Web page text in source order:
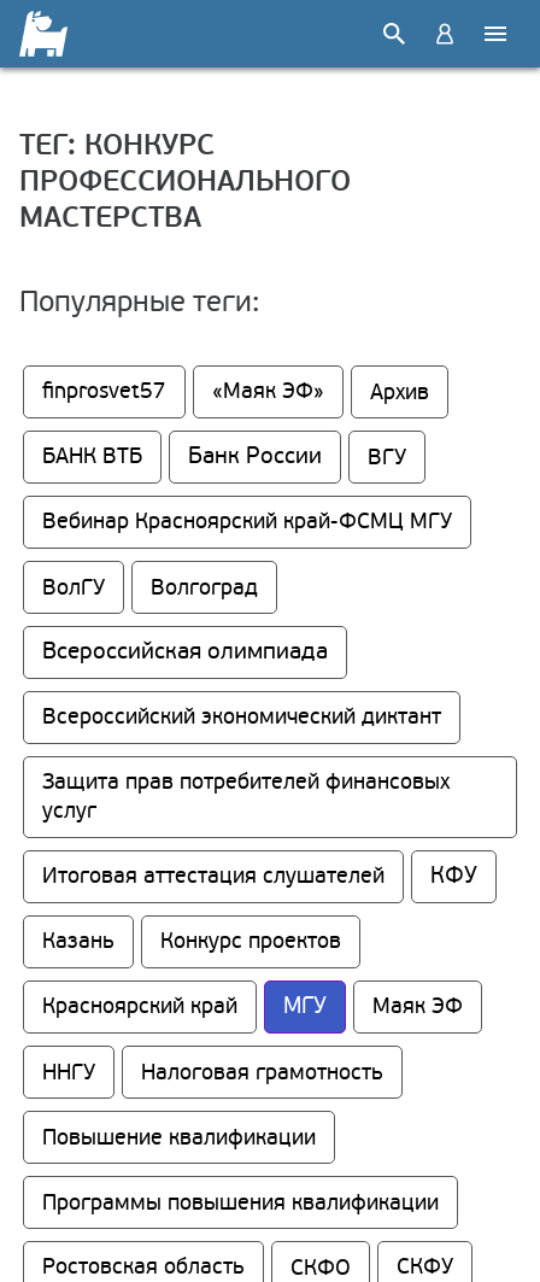
ТЕГ: КОНКУРС
ПРОФЕССИОНАЛЬНОГО
МАСТЕРСТВА
Популярные теги:
finprosvet57 «Маяк ЭФ» Архив
БАНК ВТБ Банк России ВГУ
Вебинар Красноярский край-ФСМЦ МГУ
ВолГУ Волгоград
Всероссийская олимпиада
Всероссийский экономический диктант
Защита прав потребителей финансовых
услуг
Итоговая аттестация слушателей КФУ
Казань Конкурс проектов
Красноярский край МГУ Маяк ЭФ
ННГУ Налоговая грамотность
Повышение квалификации
Программы повышения квалификации
Ростовская область СКФО СКФУ